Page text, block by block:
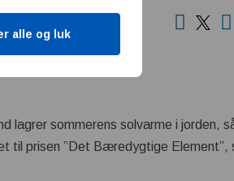
lagrer sommerens solvarme i jorden,
til prisen ”Det Bæredygtige Element”,
alle og luk